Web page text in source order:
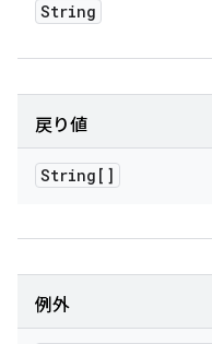
String
戻り値
String[]
例外